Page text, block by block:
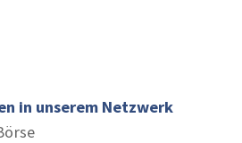
in unserem Netzwerk